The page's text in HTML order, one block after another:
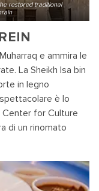
restored traditional
e ammira le
La Sheikh Isa bin
in legno
è lo
Center for Culture
di un rinomato